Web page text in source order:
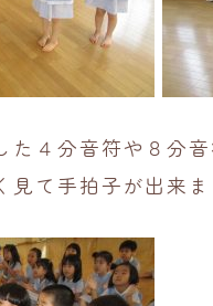
た４分音符や８分
見て手拍子が出来ま